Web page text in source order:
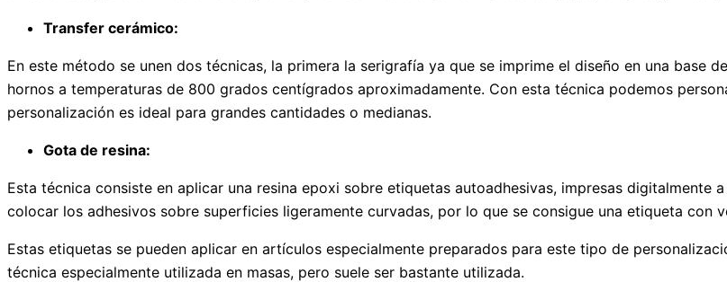
Transfer cerámico:
En este método se unen dos técnicas, la primera la serigrafía ya que se imprime el diseño en una base
hornos a temperaturas de 800 grados centígrados aproximadamente. Con esta técnica podemos
personalización es ideal para grandes cantidades o medianas.
Gota de resina:
Esta técnica consiste en aplicar una resina epoxi sobre etiquetas autoadhesivas, impresas digitalmente
colocar los adhesivos sobre superficies ligeramente curvadas, por lo que se consigue una etiqueta con
Estas etiquetas se pueden aplicar en artículos especialmente preparados para este tipo de
técnica especialmente utilizada en masas, pero suele ser bastante utilizada.